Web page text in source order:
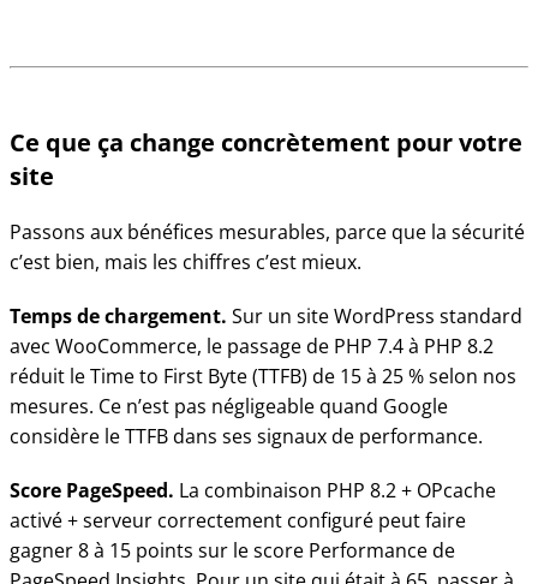
Ce que ça change concrètement pour votre
site
Passons aux bénéfices mesurables, parce que la sécurité
c’est bien, mais les chiffres c’est mieux.
Temps de chargement. Sur un site WordPress standard
avec WooCommerce, le passage de PHP 7.4 à PHP 8.2
réduit le Time to First Byte (TTFB) de 15 à 25 % selon nos
mesures. Ce n’est pas négligeable quand Google
considère le TTFB dans ses signaux de performance.
Score PageSpeed. La combinaison PHP 8.2 + OPcache
activé + serveur correctement configuré peut faire
gagner 8 à 15 points sur le score Performance de